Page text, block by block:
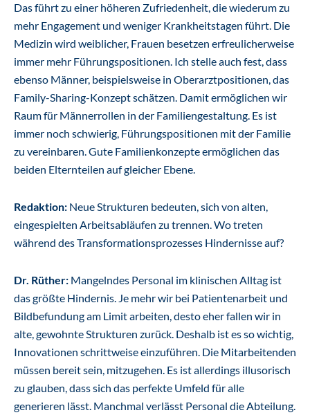
Das führt zu einer höheren Zufriedenheit, die wiederum zu
mehr Engagement und weniger Krankheitstagen führt. Die
Medizin wird weiblicher, Frauen besetzen erfreulicherweise
immer mehr Führungspositionen. Ich stelle auch fest, dass
ebenso Männer, beispielsweise in Oberarztpositionen, das
Family-Sharing-Konzept schätzen. Damit ermöglichen wir
Raum für Männerrollen in der Familiengestaltung. Es ist
immer noch schwierig, Führungspositionen mit der Familie
zu vereinbaren. Gute Familienkonzepte ermöglichen das
beiden Elternteilen auf gleicher Ebene.
Redaktion: Neue Strukturen bedeuten, sich von alten,
eingespielten Arbeitsabläufen zu trennen. Wo treten
während des Transformationsprozesses Hindernisse auf?
Dr. Rüther: Mangelndes Personal im klinischen Alltag ist
das größte Hindernis. Je mehr wir bei Patientenarbeit und
Bildbefundung am Limit arbeiten, desto eher fallen wir in
alte, gewohnte Strukturen zurück. Deshalb ist es so wichtig,
Innovationen schrittweise einzuführen. Die Mitarbeitenden
müssen bereit sein, mitzugehen. Es ist allerdings illusorisch
zu glauben, dass sich das perfekte Umfeld für alle
generieren lässt. Manchmal verlässt Personal die Abteilung.